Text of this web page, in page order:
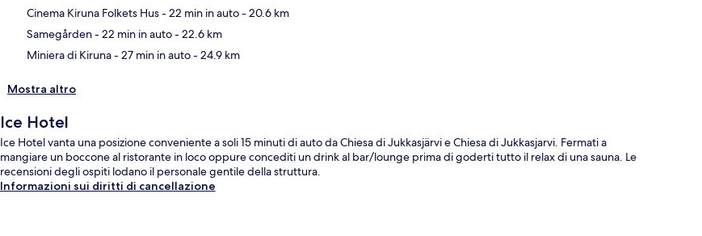
Cinema Kiruna Folkets Hus- 22 min in auto- 20.6 km
Samegården- 22 min in auto- 22.6 km
Miniera di Kiruna- 27 min in auto- 24.9 km
Mostra altro
Ice Hotel
Ice Hotel vanta una posizione conveniente a soli 15 minuti di auto da Chiesa di Jukkasjärvi e Chiesa di Jukkasjarvi. Fermati a
mangiare un boccone al ristorante in loco oppure concediti un drink al bar/lounge prima di goderti tutto il relax di una sauna. Le
recensioni degli ospiti lodano il personale gentile della struttura.
Informazioni sui diritti di cancellazione